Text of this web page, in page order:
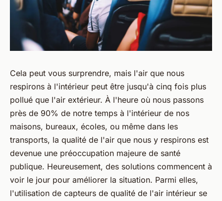
Cela peut vous surprendre, mais l'air que nous
respirons à l'intérieur peut être jusqu'à cinq fois plus
pollué que l'air extérieur. À l'heure où nous passons
près de 90% de notre temps à l'intérieur de nos
maisons, bureaux, écoles, ou même dans les
transports, la qualité de l'air que nous y respirons est
devenue une préoccupation majeure de santé
publique. Heureusement, des solutions commencent à
voir le jour pour améliorer la situation. Parmi elles,
l'utilisation de capteurs de qualité de l'air intérieur se